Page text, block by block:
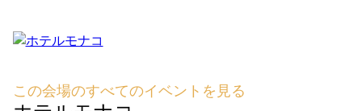
この会場のすべてのイベントを見る